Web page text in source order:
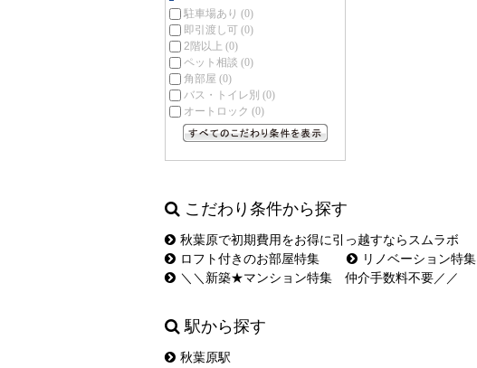
駐車場あり (0)
即引渡し可 (0)
2階以上 (0)
ペット相談 (0)
角部屋 (0)
バス・トイレ別 (0)
オートロック (0)
こだわり条件から探す
秋葉原で初期費用をお得に引っ越すならスムラボ
ロフト付きのお部屋特集
リノベーション特集
＼＼新築★マンション特集 仲介手数料不要／／
駅から探す
秋葉原駅